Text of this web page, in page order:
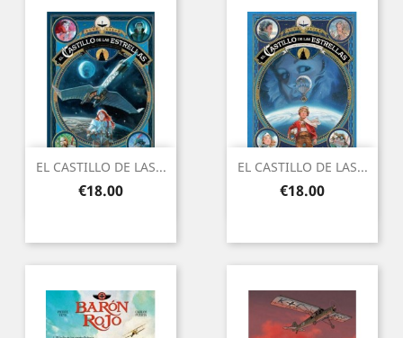
EL CASTILLO DE LAS...
Price
€18.00
EL CASTILLO DE LAS...
Price
€18.00